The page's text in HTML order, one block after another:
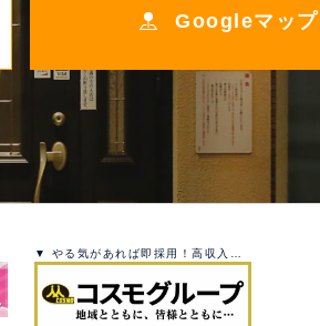
Googleマップ
▼ やる気があれば即採用！高収入求人情報！